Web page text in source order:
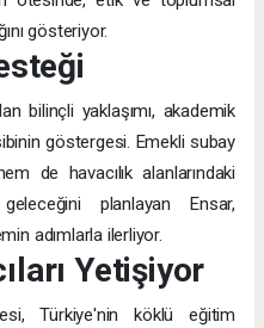
gösteriyor.
bilinçli yaklaşımı, akademik
göstergesi. Emekli subay
de havacılık alanlarındaki
planlayan Ensar,
adımlarla ilerliyor.
Yetişiyor
Türkiye'nin köklü eğitim